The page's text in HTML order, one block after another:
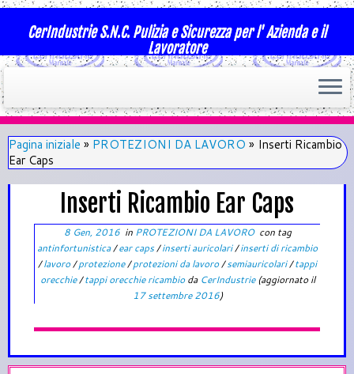
CerIndustrie S.N.C. Pulizia e Sicurezza per l' Azienda e il
Lavoratore
Pagina iniziale » PROTEZIONI DA LAVORO » Inserti Ricambio
Ear Caps
Inserti Ricambio Ear Caps
8 Gen, 2016in PROTEZIONI DA LAVORO con tag
antinfortunistica/ear caps/inserti auricolari/inserti di ricambio
/lavoro/protezione/protezioni da lavoro/semiauricolari/tappi
orecchie/tappi orecchie ricambioda CerIndustrie(aggiornato il
17 settembre 2016)